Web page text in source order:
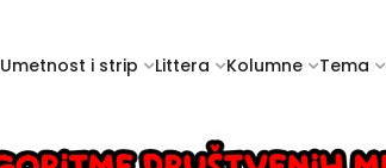
Umetnost i strip Littera Kolumne Tema